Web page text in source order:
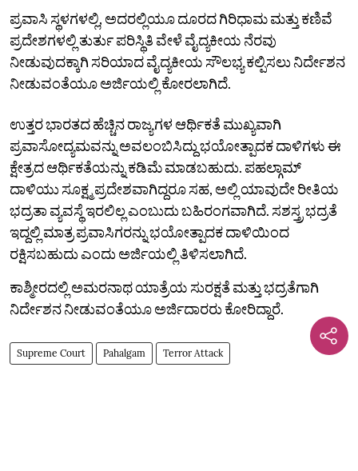
ಪ್ರವಾಸಿ ಸ್ಥಳಗಳಲ್ಲಿ, ಅದರಲ್ಲಿಯೂ ದೂರದ ಗಿರಿಧಾಮ ಮತ್ತು ಕಣಿವೆ
ಪ್ರದೇಶಗಳಲ್ಲಿ ತುರ್ತು ಪರಿಸ್ಥಿತಿ ವೇಳೆ ವೈದ್ಯಕೀಯ ನೆರವು
ನೀಡುವುದಕ್ಕಾಗಿ ಸರಿಯಾದ ವೈದ್ಯಕೀಯ ಸೌಲಭ್ಯ ಕಲ್ಪಿಸಲು ನಿರ್ದೇಶನ
ನೀಡುವಂತೆಯೂ ಅರ್ಜಿಯಲ್ಲಿ ಕೋರಲಾಗಿದೆ.
ಉತ್ತರ ಭಾರತದ ಹೆಚ್ಚಿನ ರಾಜ್ಯಗಳ ಆರ್ಥಿಕತೆ ಮುಖ್ಯವಾಗಿ
ಪ್ರವಾಸೋದ್ಯಮವನ್ನು ಅವಲಂಬಿಸಿದ್ದು ಭಯೋತ್ಪಾದಕ ದಾಳಿಗಳು ಈ
ಕ್ಷೇತ್ರದ ಆರ್ಥಿಕತೆಯನ್ನು ಕಡಿಮೆ ಮಾಡಬಹುದು. ಪಹಲ್ಗಾಮ್‌
ದಾಳಿಯು ಸೂಕ್ಷ್ಮ ಪ್ರದೇಶವಾಗಿದ್ದರೂ ಸಹ, ಅಲ್ಲಿ ಯಾವುದೇ ರೀತಿಯ
ಭದ್ರತಾ ವ್ಯವಸ್ಥೆ ಇರಲಿಲ್ಲ ಎಂಬುದು ಬಹಿರಂಗವಾಗಿದೆ. ಸಶಸ್ತ್ರ ಭದ್ರತೆ
ಇದ್ದಲ್ಲಿ ಮಾತ್ರ ಪ್ರವಾಸಿಗರನ್ನು ಭಯೋತ್ಪಾದಕ ದಾಳಿಯಿಂದ
ರಕ್ಷಿಸಬಹುದು ಎಂದು ಅರ್ಜಿಯಲ್ಲಿ ತಿಳಿಸಲಾಗಿದೆ.
ಕಾಶ್ಮೀರದಲ್ಲಿ ಅಮರನಾಥ ಯಾತ್ರೆಯ ಸುರಕ್ಷತೆ ಮತ್ತು ಭದ್ರತೆಗಾಗಿ
ನಿರ್ದೇಶನ ನೀಡುವಂತೆಯೂ ಅರ್ಜಿದಾರರು ಕೋರಿದ್ದಾರೆ.
Supreme Court Pahalgam Terror Attack